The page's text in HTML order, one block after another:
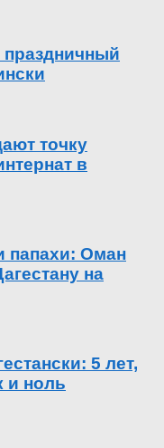
точку
в
папахи: Оман
на
5 лет,
и ноль